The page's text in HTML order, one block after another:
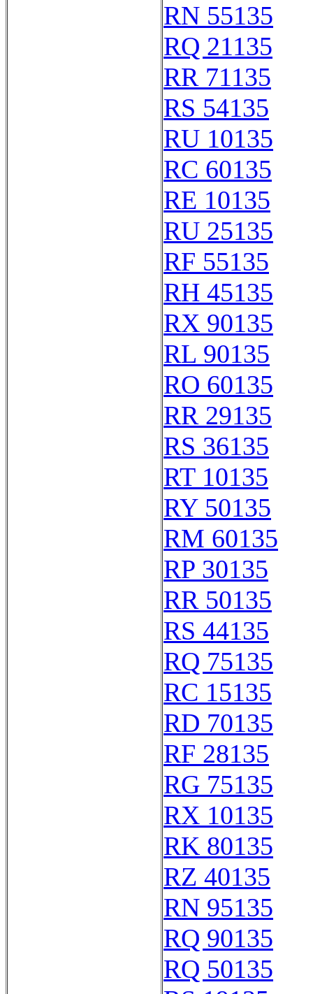
RN 55135
RQ 21135
RR 71135
RS 54135
RU 10135
RC 60135
RE 10135
RU 25135
RF 55135
RH 45135
RX 90135
RL 90135
RO 60135
RR 29135
RS 36135
RT 10135
RY 50135
RM 60135
RP 30135
RR 50135
RS 44135
RQ 75135
RC 15135
RD 70135
RF 28135
RG 75135
RX 10135
RK 80135
RZ 40135
RN 95135
RQ 90135
RQ 50135